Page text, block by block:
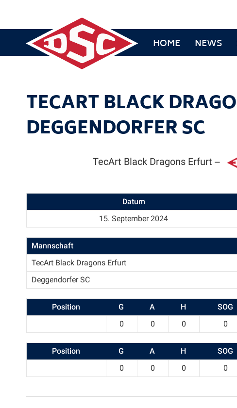
HOME NEWS
TECART BLACK
DEGGENDORFER SC
TecArt Black Dragons Erfurt —
Datum
15. September 2024
Mannschaft
TecArt Black Dragons Erfurt
Deggendorfer SC
Position G A H SOG
0
0 0 0
Position G A H SOG
0
0 0 0